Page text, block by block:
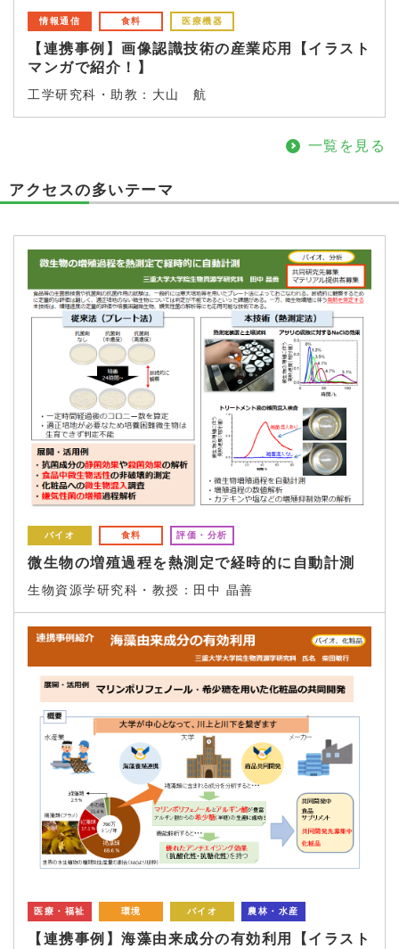
情報通信 食料 医療機器
【連携事例】画像認識技術の産業応用【イラスト
マンガで紹介！】
工学研究科・助教：大山 航
一覧を見る
アクセスの多いテーマ
バイオ 食料 評価・分析
微生物の増殖過程を熱測定で経時的に自動計測
生物資源学研究科・教授：田中 晶善
医療・福祉 環境 バイオ 農林・水産
【連携事例】海藻由来成分の有効利用【イラスト